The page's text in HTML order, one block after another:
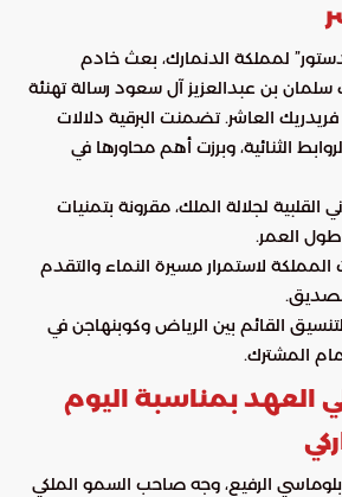
لمملكة الدنمارك، بعث خادم
سلمان بن عبدالعزيز آل سعود رسالة تهنئة
العاشر. تضمنت البرقية دلالات
الثنائية، وبرزت أهم محاورها في
لجلالة الملك، مقرونة بتمنيات
العمر.
المملكة لاستمرار مسيرة النماء والتقدم
القائم بين الرياض وكوبنهاجن في
المشترك.
العهد بمناسبة اليوم
الرفيع، وجه صاحب السمو الملكي